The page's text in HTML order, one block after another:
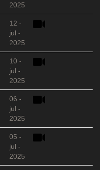
2025
12 -
jul -
2025
10 -
jul -
2025
06 -
jul -
2025
05 -
jul -
2025